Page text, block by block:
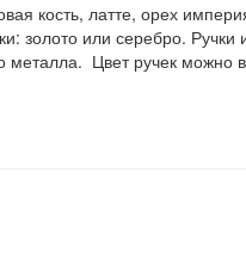
кость, латте, орех
золото или серебро. Ручки
металла. Цвет ручек можно